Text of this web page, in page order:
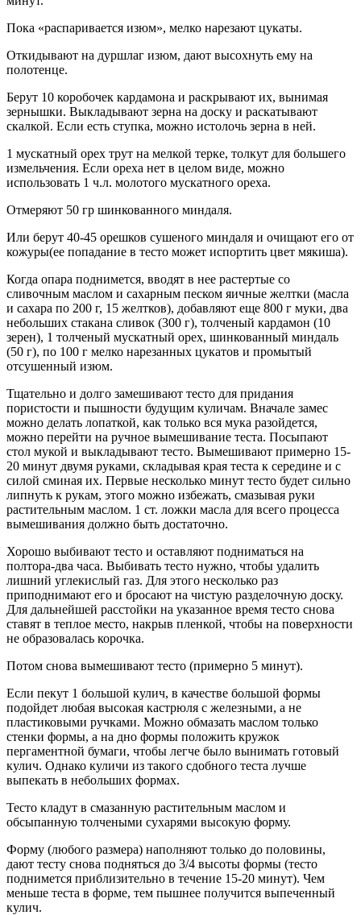
Пока «распаривается изюм», мелко нарезают цукаты.
Откидывают на дуршлаг изюм, дают высохнуть ему на
полотенце.
Берут 10 коробочек кардамона и раскрывают их, вынимая
зернышки. Выкладывают зерна на доску и раскатывают
скалкой. Если есть ступка, можно истолочь зерна в ней.
1 мускатный орех трут на мелкой терке, толкут для большего
измельчения. Если ореха нет в целом виде, можно
использовать 1 ч.л. молотого мускатного ореха.
Отмеряют 50 гр шинкованного миндаля.
Или берут 40-45 орешков сушеного миндаля и очищают его от
кожуры(ее попадание в тесто может испортить цвет мякиша).
Когда опара поднимется, вводят в нее растертые со
сливочным маслом и сахарным песком яичные желтки (масла
и сахара по 200 г, 15 желтков), добавляют еще 800 г муки, два
небольших стакана сливок (300 г), толченый кардамон (10
зерен), 1 толченый мускатный орех, шинкованный миндаль
(50 г), по 100 г мелко нарезанных цукатов и промытый
отсушенный изюм.
Тщательно и долго замешивают тесто для придания
пористости и пышности будущим куличам. Вначале замес
можно делать лопаткой, как только вся мука разойдется,
можно перейти на ручное вымешивание теста. Посыпают
стол мукой и выкладывают тесто. Вымешивают примерно 15-
20 минут двумя руками, складывая края теста к середине и с
силой сминая их. Первые несколько минут тесто будет сильно
липнуть к рукам, этого можно избежать, смазывая руки
растительным маслом. 1 ст. ложки масла для всего процесса
вымешивания должно быть достаточно.
Хорошо выбивают тесто и оставляют подниматься на
полтора-два часа. Выбивать тесто нужно, чтобы удалить
лишний углекислый газ. Для этого несколько раз
приподнимают его и бросают на чистую разделочную доску.
Для дальнейшей расстойки на указанное время тесто снова
ставят в теплое место, накрыв пленкой, чтобы на поверхности
не образовалась корочка.
Потом снова вымешивают тесто (примерно 5 минут).
Если пекут 1 большой кулич, в качестве большой формы
подойдет любая высокая кастрюля с железными, а не
пластиковыми ручками. Можно обмазать маслом только
стенки формы, а на дно формы положить кружок
пергаментной бумаги, чтобы легче было вынимать готовый
кулич. Однако куличи из такого сдобного теста лучше
выпекать в небольших формах.
Тесто кладут в смазанную растительным маслом и
обсыпанную толчеными сухарями высокую форму.
Форму (любого размера) наполняют только до половины,
дают тесту снова подняться до 3/4 высоты формы (тесто
поднимется приблизительно в течение 15-20 минут). Чем
меньше теста в форме, тем пышнее получится выпеченный
кулич.